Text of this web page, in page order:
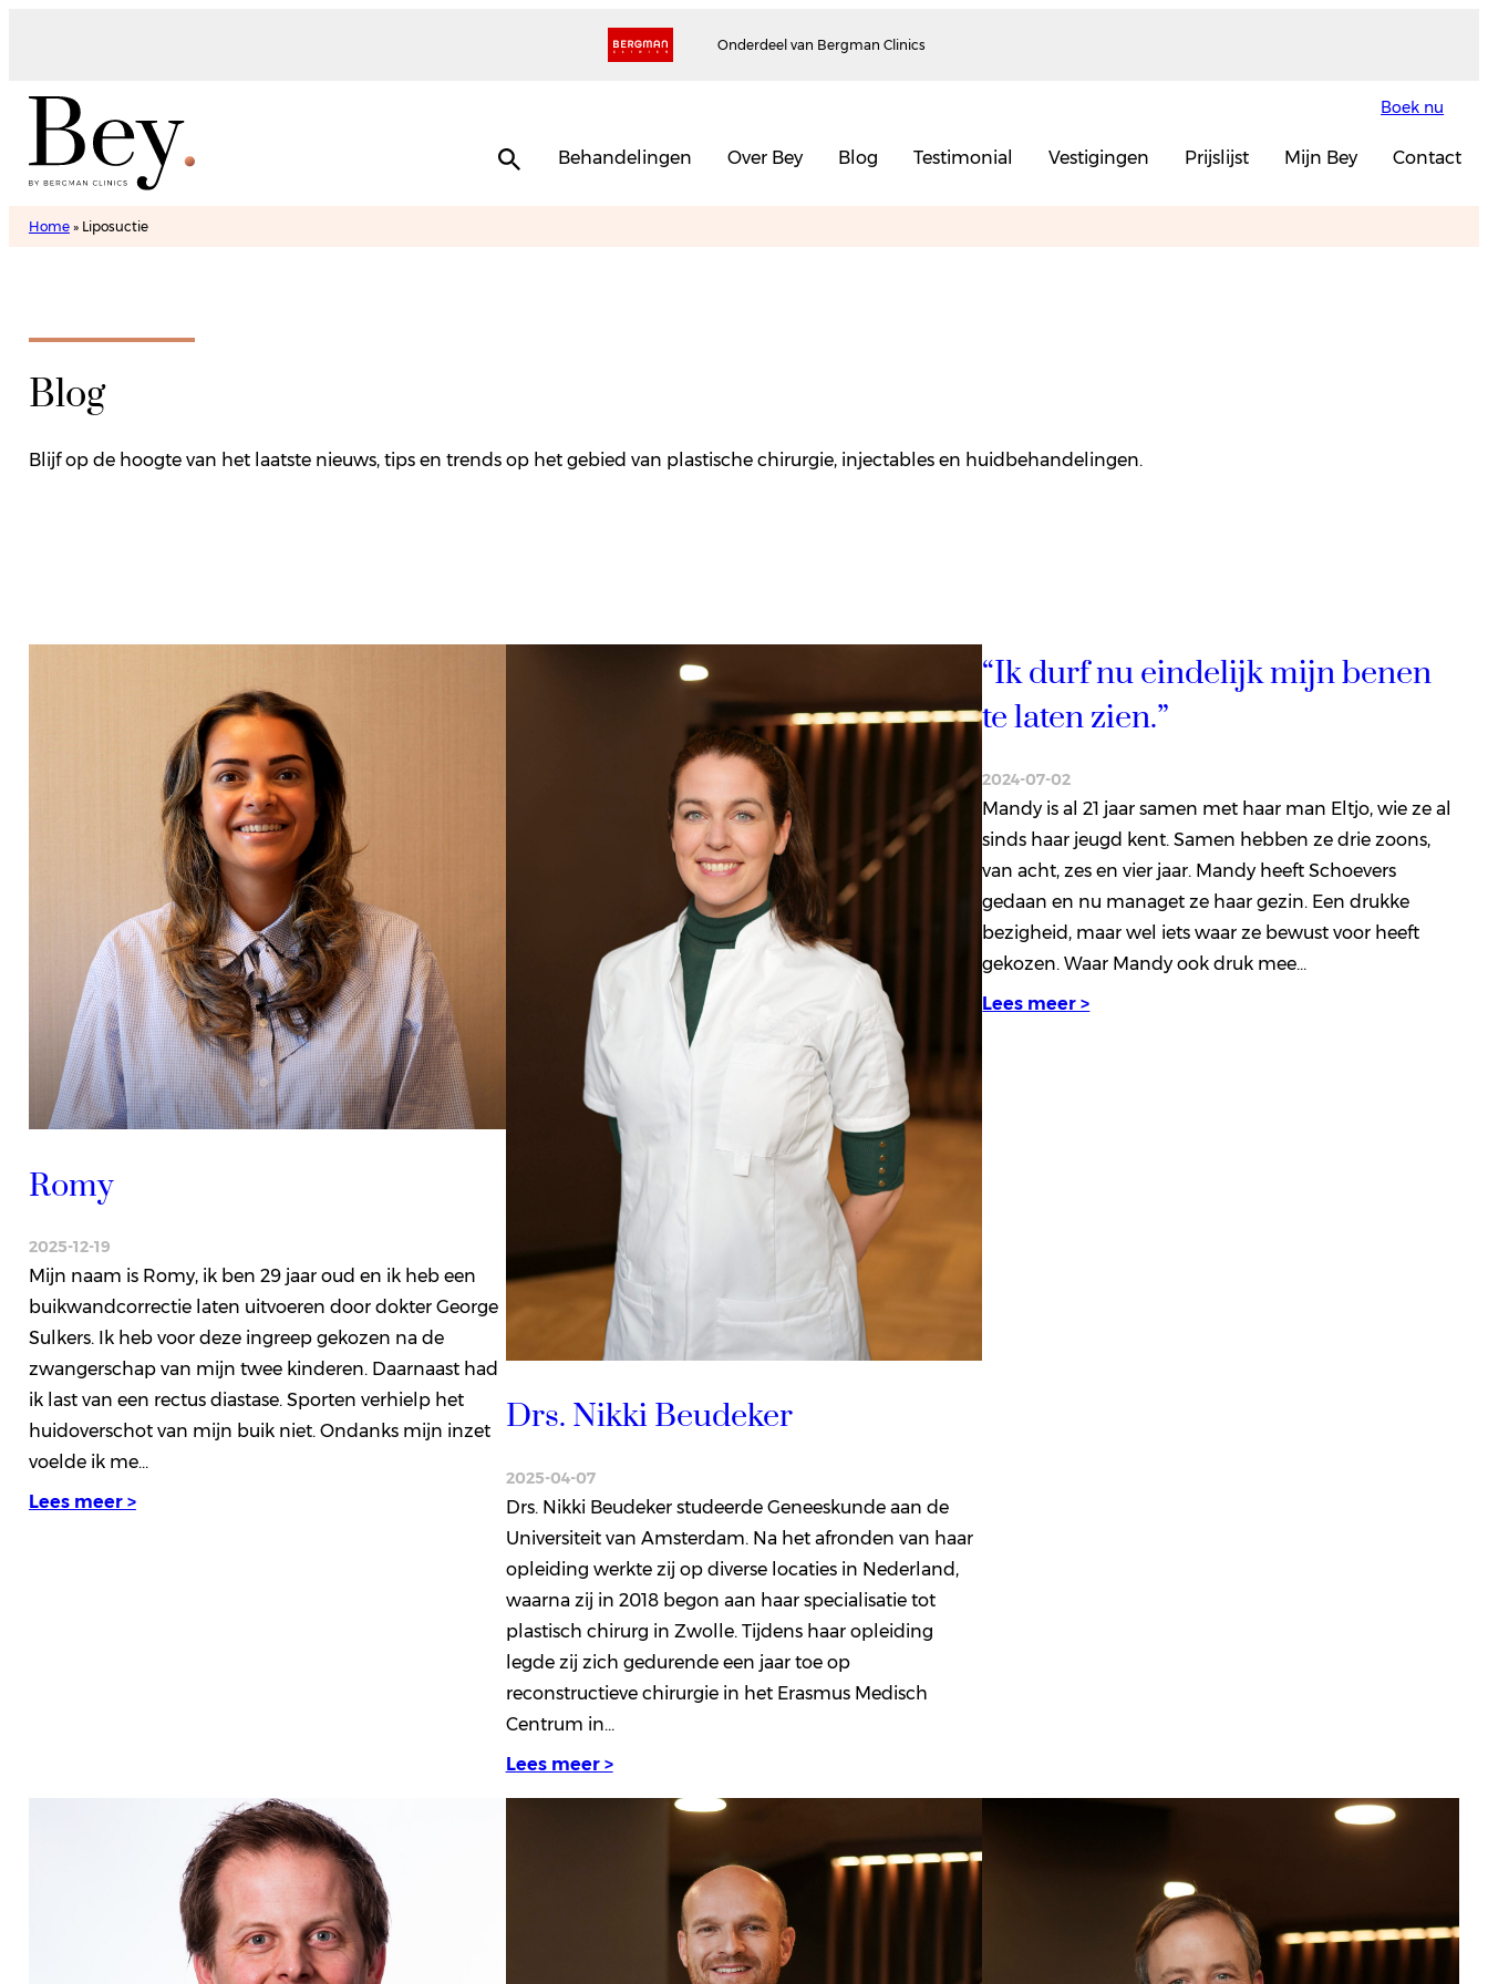
Onderdeel van Bergman Clinics
Boek nu
Behandelingen Over Bey Blog Testimonial Vestigingen Prijslijst Mijn Bey Contact
Home» Liposuctie
Blog
Blijf op de hoogte van het laatste nieuws, tips en trends op het gebied van plastische chirurgie, injectables en huidbehandelingen.
Romy
2025-12-19
Mijn naam is Romy, ik ben 29 jaar oud en ik heb een
buikwandcorrectie laten uitvoeren door dokter George
Sulkers. Ik heb voor deze ingreep gekozen na de
zwangerschap van mijn twee kinderen. Daarnaast had
ik last van een rectus diastase. Sporten verhielp het
huidoverschot van mijn buik niet. Ondanks mijn inzet
voelde ik me…
Lees meer >
Drs. Nikki Beudeker
2025-04-07
Drs. Nikki Beudeker studeerde Geneeskunde aan de
Universiteit van Amsterdam. Na het afronden van haar
opleiding werkte zij op diverse locaties in Nederland,
waarna zij in 2018 begon aan haar specialisatie tot
plastisch chirurg in Zwolle. Tijdens haar opleiding
legde zij zich gedurende een jaar toe op
reconstructieve chirurgie in het Erasmus Medisch
Centrum in…
Lees meer >
“Ik durf nu eindelijk mijn benen
te laten zien.”
2024-07-02
Mandy is al 21 jaar samen met haar man Eltjo, wie ze al
sinds haar jeugd kent. Samen hebben ze drie zoons,
van acht, zes en vier jaar. Mandy heeft Schoevers
gedaan en nu managet ze haar gezin. Een drukke
bezigheid, maar wel iets waar ze bewust voor heeft
gekozen. Waar Mandy ook druk mee…
Lees meer >